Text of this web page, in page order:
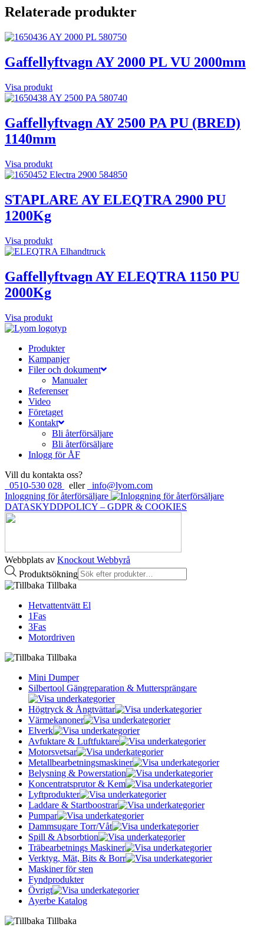
Relaterade produkter
Gaffellyftvagn AY 2000 PL VU 2000mm
Visa produkt
Gaffellyftvagn AY 2500 PA PU (BRED)
1140mm
Visa produkt
STAPLARE AY ELEQTRA 2900 PU
1200Kg
Visa produkt
Gaffellyftvagn AY ELEQTRA 1150 PU
2000Kg
Visa produkt
Produkter
Kampanjer
Filer och dokument
Manualer
Referenser
Video
Företaget
Kontakt
Bli återförsäljare
Bli återförsäljare
Inlogg för ÅF
Vill du kontakta oss?
0510-530 028
eller
info@lyom.com
Inloggning för återförsäljare
DATASKYDDPOLICY – GDPR & COOKIES
Webbplats av Knockout Webbyrå
Produktsökning
Tillbaka
Hetvattentvätt El
1Fas
3Fas
Motordriven
Tillbaka
Mini Dumper
Silbertool Gängreparation & Muttersprängare
Högtryck & Ångtvättar
Värmekanoner
Elverk
Avfuktare & Luftfuktare
Motorsvetsar
Metallbearbetningsmaskiner
Belysning & Powerstation
Koncentratsprutor & Kem
Lyftprodukter
Laddare & Startboostrar
Pumpar
Dammsugare Torr/Våt
Spill & Absorbtion
Träbearbetnings Maskiner
Verktyg, Mät, Bits & Borr
Maskiner för sten
Fyndprodukter
Övrigt
Ayerbe Katalog
Tillbaka